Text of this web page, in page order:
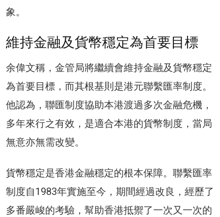
象。
維持金融及貨幣穩定為首要目標
余偉文稱，金管局將繼續會維持金融及貨幣穩定
為首要目標，而其根基則是港元聯繫匯率制度。
他認為，聯匯制度協助本港渡過多次金融危機，
多年來行之有效，是適合本港的貨幣制度，當局
無意亦無需改變。
貨幣穩定是香港金融穩定的根本保障。聯繫匯率
制度自1983年實施至今，期間經過改良，經歷了
多番嚴峻的考驗，幫助香港抵禦了一次又一次的